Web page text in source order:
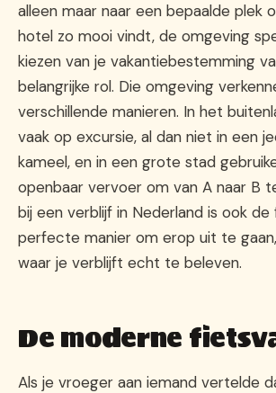
alleen maar naar een bepaalde plek
hotel zo mooi vindt, de omgeving
kiezen van je vakantiebestemming
belangrijke rol. Die omgeving
verschillende manieren. In het
vaak op excursie, al dan niet in een
kameel, en in een grote stad
openbaar vervoer om van A naar B
bij een verblijf in Nederland is ook
perfecte manier om erop uit te
waar je verblijft echt te beleven.
De moderne
Als je vroeger aan iemand vertelde